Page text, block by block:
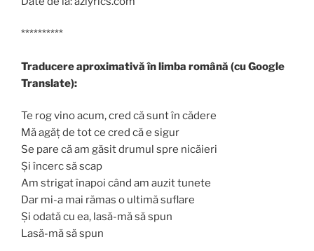
**********
Traducere aproximativă în limba română (cu Google
Translate):
Te rog vino acum, cred că sunt în cădere
Mă agăț de tot ce cred că e sigur
Se pare că am găsit drumul spre nicăieri
Și încerc să scap
Am strigat înapoi când am auzit tunete
Dar mi-a mai rămas o ultimă suflare
Și odată cu ea, lasă-mă să spun
Lasă-mă să spun